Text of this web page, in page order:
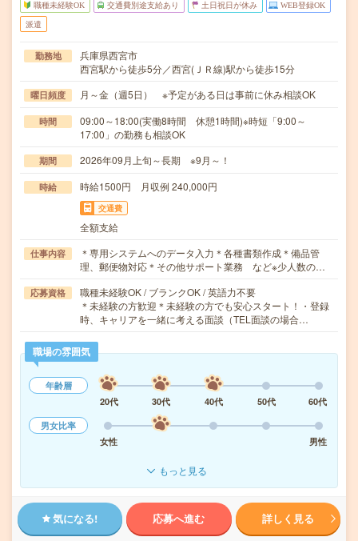
職種未経験OK 交通費別途支給あり 土日祝日が休み WEB登録OK
派遣
勤務地
兵庫県西宮市
西宮駅から徒歩5分／西宮(ＪＲ線)駅から徒歩15分
曜日頻度 月～金（週5日） ※予定がある日は事前に休み相談OK
時間
09:00～18:00(実働8時間 休憩1時間)※時短「9:00～
17:00」の勤務も相談OK
期間 2026年09月上旬～長期 ※9月～！
時給 時給1500円 月収例 240,000円
交通費
全額支給
仕事内容
＊専用システムへのデータ入力＊各種書類作成＊備品管
理、郵便物対応＊その他サポート業務 など※少人数の…
応募資格
職種未経験OK / ブランクOK / 英語力不要
＊未経験の方歓迎＊未経験の方でも安心スタート！・登録
時、キャリアを一緒に考える面談（TEL面談の場合…
職場の雰囲気
年齢層
20代
30代 40代 50代
60代
男女比率
女性
男性
もっと見る
気になる! 応募へ進む 詳しく見る